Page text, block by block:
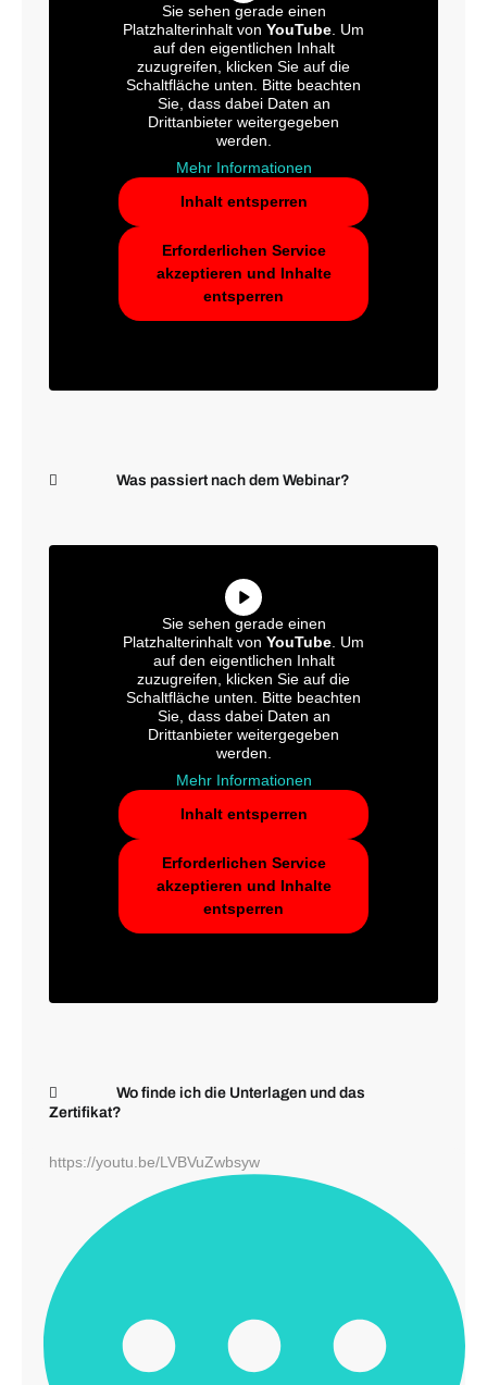
Sie sehen gerade einen
Platzhalterinhalt von YouTube . Um
auf den eigentlichen Inhalt
zuzugreifen, klicken Sie auf die
Schaltfläche unten. Bitte beachten
Sie, dass dabei Daten an
Drittanbieter weitergegeben
werden.
Mehr Informationen
Inhalt entsperren
Erforderlichen Service
akzeptieren und Inhalte
entsperren
Was passiert nach dem Webinar?
Sie sehen gerade einen
Platzhalterinhalt von YouTube . Um
auf den eigentlichen Inhalt
zuzugreifen, klicken Sie auf die
Schaltfläche unten. Bitte beachten
Sie, dass dabei Daten an
Drittanbieter weitergegeben
werden.
Mehr Informationen
Inhalt entsperren
Erforderlichen Service
akzeptieren und Inhalte
entsperren
Wo finde ich die Unterlagen und das
Zertifikat?
https://youtu.be/LVBVuZwbsyw